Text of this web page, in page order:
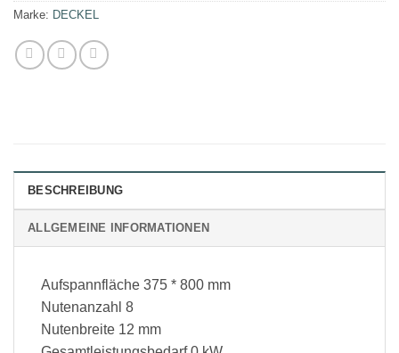
Marke: DECKEL
BESCHREIBUNG
ALLGEMEINE INFORMATIONEN
Aufspannfläche 375 * 800 mm
Nutenanzahl 8
Nutenbreite 12 mm